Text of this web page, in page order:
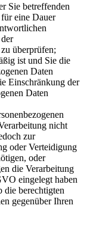
Sie betreffenden
eine Dauer
überprüfen;
ist und Sie die
Daten
Einschränkung der
Daten
nicht
zur
oder Verteidigung
oder
die Verarbeitung
eingelegt haben
die berechtigten
gegenüber Ihren